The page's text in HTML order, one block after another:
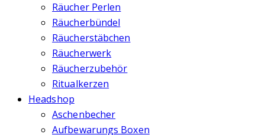
Räucher Perlen
Räucherbündel
Räucherstäbchen
Räucherwerk
Räucherzubehör
Ritualkerzen
Headshop
Aschenbecher
Aufbewarungs Boxen